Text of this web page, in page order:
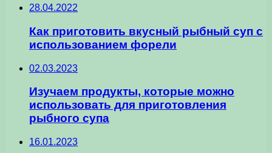
28.04.2022
Как приготовить вкусный рыбный суп с
использованием форели
02.03.2023
Изучаем продукты, которые можно
использовать для приготовления
рыбного супа
16.01.2023